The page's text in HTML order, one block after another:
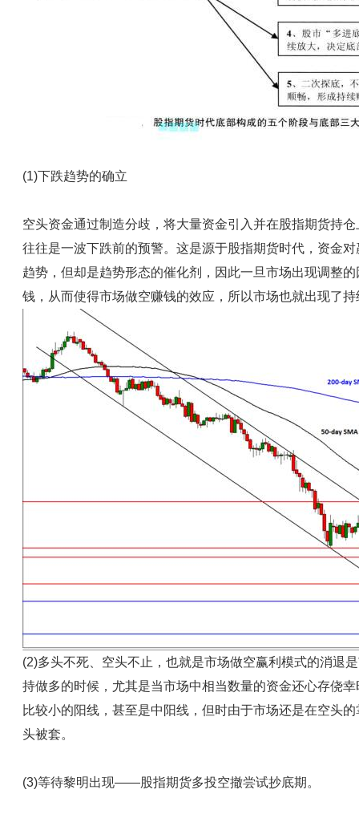
(1)下跌趋势的确立
空头资金通过制造分歧，将大量资金引入并在股指期货持
往往是一波下跌前的预警。这是源于股指期货时代，资金
趋势，但却是趋势形态的催化剂，因此一旦市场出现调整
钱，从而使得市场做空赚钱的效应，所以市场也就出现了
(2)多头不死、空头不止，也就是市场做空赢利模式的消退
持做多的时候，尤其是当市场中相当数量的资金还心存侥
比较小的阳线，甚至是中阳线，但时由于市场还是在空头
头被套。
(3)等待黎明出现——股指期货多投空撤尝试抄底期。